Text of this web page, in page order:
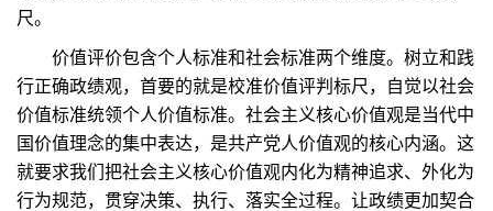
尺。
价值评价包含个人标准和社会标准两个维度。树立和践
行正确政绩观，首要的就是校准价值评判标尺，自觉以社会
价值标准统领个人价值标准。社会主义核心价值观是当代中
国价值理念的集中表达，是共产党人价值观的核心内涵。这
就要求我们把社会主义核心价值观内化为精神追求、外化为
行为规范，贯穿决策、执行、落实全过程。让政绩更加契合